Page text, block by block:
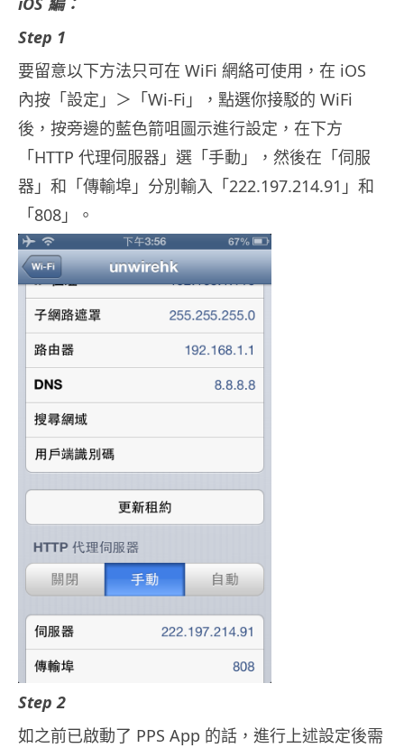
Step 1
要留意以下方法只可在 WiFi 網絡可使用，在 iOS
內按「設定」＞「Wi-Fi」，點選你接駁的 WiFi
後，按旁邊的藍色箭咀圖示進行設定，在下方
「HTTP 代理伺服器」選「手動」，然後在「伺服
器」和「傳輸埠」分別輸入「222.197.214.91」和
「808」。
Step 2
如之前已啟動了 PPS App 的話，進行上述設定後需